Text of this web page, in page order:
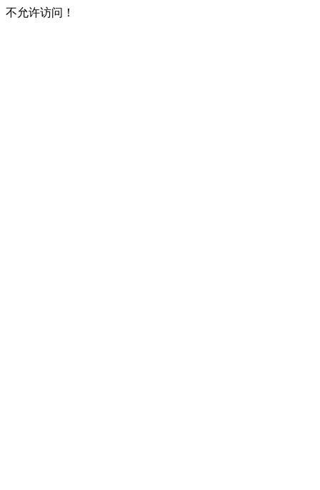
不允许访问！